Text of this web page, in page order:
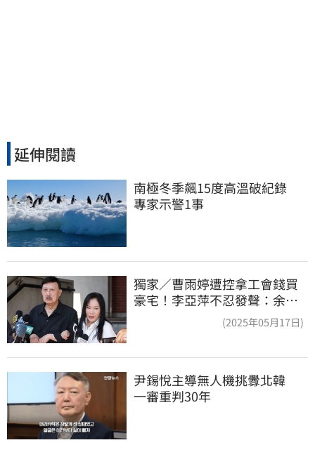
延伸閱讀
南極冬季飆15度高溫破紀錄
專家示警1事
獨家／曹雨婷遭控拿工會錢買
豪宅！李亞萍不忍發聲：余天
(2025年05月17日)
尹錫悅主導無人機挑釁北韓
一審重判30年